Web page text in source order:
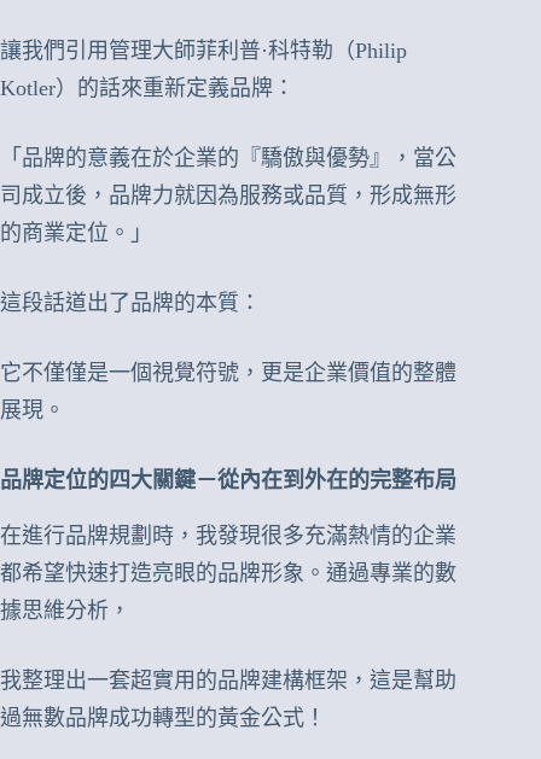
讓我們引用管理大師菲利普·科特勒（Philip
Kotler）的話來重新定義品牌：
「品牌的意義在於企業的『驕傲與優勢』，當公
司成立後，品牌力就因為服務或品質，形成無形
的商業定位。」
這段話道出了品牌的本質：
它不僅僅是一個視覺符號，更是企業價值的整體
展現。
品牌定位的四大關鍵－從內在到外在的完整布局
在進行品牌規劃時，我發現很多充滿熱情的企業
都希望快速打造亮眼的品牌形象。通過專業的數
據思維分析，
我整理出一套超實用的品牌建構框架，這是幫助
過無數品牌成功轉型的黃金公式！